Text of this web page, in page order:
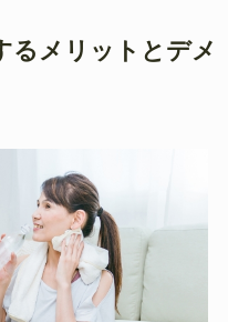
るメリットとデメ